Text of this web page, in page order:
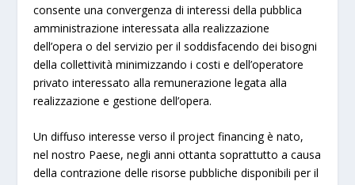
consente una convergenza di interessi della pubblica
amministrazione interessata alla realizzazione
dell’opera o del servizio per il soddisfacendo dei bisogni
della collettività minimizzando i costi e dell’operatore
privato interessato alla remunerazione legata alla
realizzazione e gestione dell’opera.
Un diffuso interesse verso il project financing è nato,
nel nostro Paese, negli anni ottanta soprattutto a causa
della contrazione delle risorse pubbliche disponibili per il